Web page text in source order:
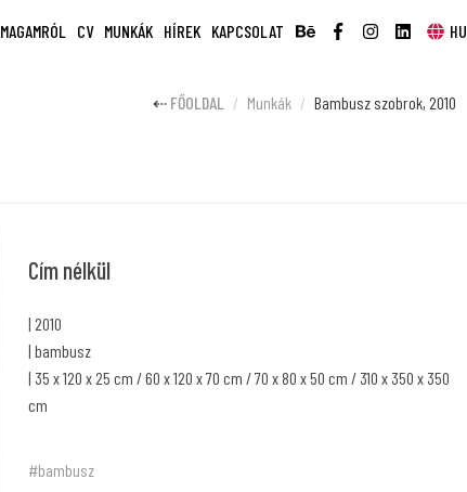
MAGAMRÓL CV MUNKÁK HÍREK KAPCSOLAT HU
FŐOLDAL Munkák Bambusz szobrok, 2010
Cím nélkül
| 2010
| bambusz
| 35 x 120 x 25 cm / 60 x 120 x 70 cm / 70 x 80 x 50 cm / 310 x 350 x 350
cm
#bambusz